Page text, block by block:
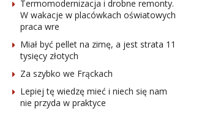
Termomodernizacja i drobne remonty.
W wakacje w placówkach oświatowych
praca wre
Miał być pellet na zimę, a jest strata 11
tysięcy złotych
Za szybko we Frąckach
Lepiej tę wiedzę mieć i niech się nam
nie przyda w praktyce